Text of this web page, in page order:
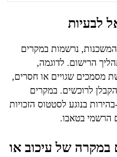
לבעיות
נרשמות במקרים
הרישום. לדוגמה,
מסמכים שגויים או חסרים,
לרוכשים. במקרים
בנוגע לסטטוס הזכויות
הרשמי בטאבו.
במקרה של עיכוב או